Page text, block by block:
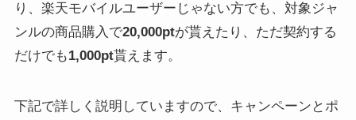
り、楽天モバイルユーザーじゃない方でも、対象ジャ
ンルの商品購入で20,000ptが貰えたり、ただ契約する
だけでも1,000pt貰えます。
下記で詳しく説明していますので、キャンペーンとポ